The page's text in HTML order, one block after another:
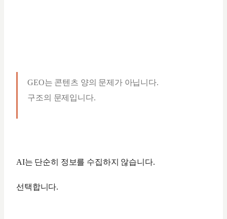
GEO는 콘텐츠 양의 문제가 아닙니다.
구조의 문제입니다.
AI는 단순히 정보를 수집하지 않습니다.
선택합니다.